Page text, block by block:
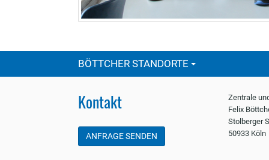
BÖTTCHER STANDORTE
Kontakt
ANFRAGE SENDEN
Zentrale
Felix
Stolberger
50933 Köln